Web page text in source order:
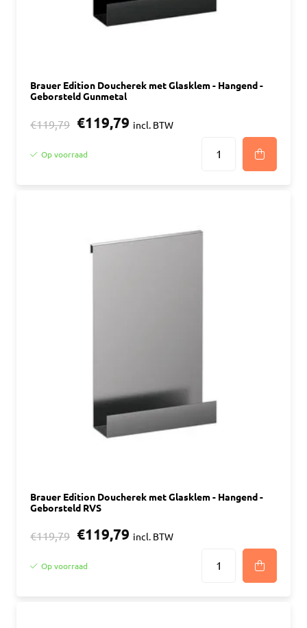
Brauer Edition Doucherek met Glasklem - Hangend -
Geborsteld Gunmetal
€119,79 €119,79 incl. BTW
Op voorraad
Brauer Edition Doucherek met Glasklem - Hangend -
Geborsteld RVS
€119,79 €119,79 incl. BTW
Op voorraad